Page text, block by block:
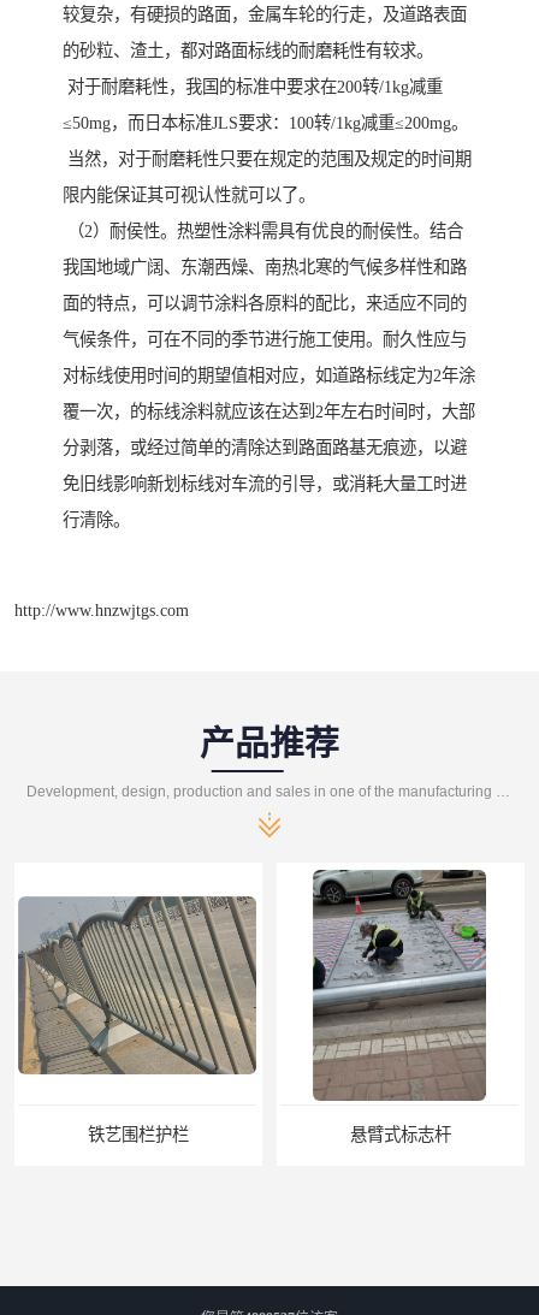
较复杂，有硬损的路面，金属车轮的行走，及道路表面
的砂粒、渣土，都对路面标线的耐磨耗性有较求。
对于耐磨耗性，我国的标准中要求在200转/1kg减重
≤50mg，而日本标准JLS要求：100转/1kg减重≤200mg。
当然，对于耐磨耗性只要在规定的范围及规定的时间期
限内能保证其可视认性就可以了。
（2）耐侯性。热塑性涂料需具有优良的耐侯性。结合
我国地域广阔、东潮西燥、南热北寒的气候多样性和路
面的特点，可以调节涂料各原料的配比，来适应不同的
气候条件，可在不同的季节进行施工使用。耐久性应与
对标线使用时间的期望值相对应，如道路标线定为2年涂
覆一次，的标线涂料就应该在达到2年左右时间时，大部
分剥落，或经过简单的清除达到路面路基无痕迹，以避
免旧线影响新划标线对车流的引导，或消耗大量工时进
行清除。
http://www.hnzwjtgs.com
产品推荐
铁艺围栏护栏 悬臂式标志杆